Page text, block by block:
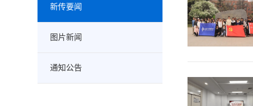
新传要闻
图片新闻
通知公告